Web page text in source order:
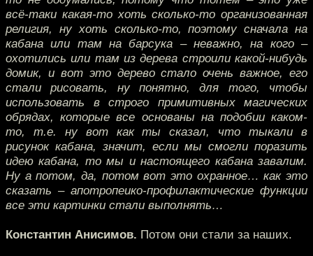
всё-таки какая-то хоть сколько-то организованная
религия, ну хоть сколько-то, поэтому сначала на
кабана или там на барсука – неважно, на кого –
охотились или там из дерева строили какой-нибудь
домик, и вот это дерево стало очень важное, его
стали рисовать, ну понятно, для того, чтобы
использовать в строго примитивных магических
обрядах, которые все основаны на подобии каком-
то, т.е. ну вот как ты сказал, что тыкали в
рисунок кабана, значит, если мы смогли поразить
идею кабана, то мы и настоящего кабана завалим.
Ну а потом, да, потом вот это охранное… как это
сказать – апотропеико-профилактические функции
все эти картинки стали выполнять…
Константин Анисимов. Потом они стали за наших.